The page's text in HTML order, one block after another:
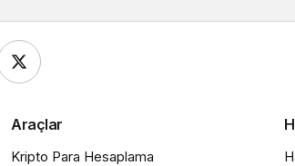
Araçlar
Kripto Para Hesaplama